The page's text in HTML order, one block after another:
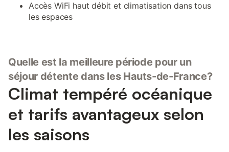
Accès WiFi haut débit et climatisation dans tous
les espaces
Quelle est la meilleure période pour un
séjour détente dans les Hauts-de-France?
Climat tempéré océanique
et tarifs avantageux selon
les saisons